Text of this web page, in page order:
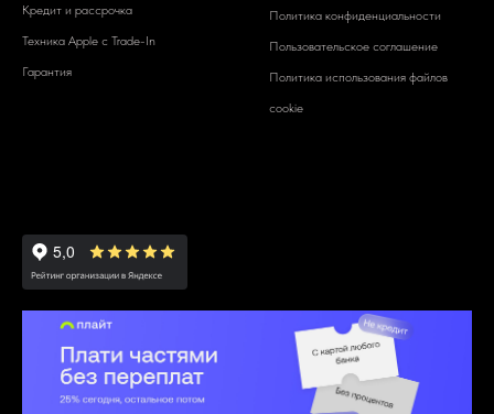
Кредит и рассрочка
Техника Apple c Trade-In
Гарантия
Политика конфиденциальности
Пользовательское соглашение
Политика использования файлов
cookie